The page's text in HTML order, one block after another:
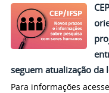
seguem atualização da
Para informações acesse